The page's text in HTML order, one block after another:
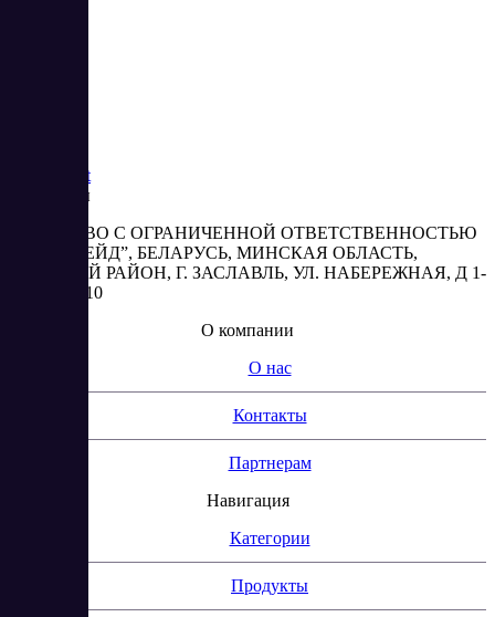
Market
Реквизиты
ОБЩЕСТВО С ОГРАНИЧЕННОЙ ОТВЕТСТВЕННОСТЬЮ
“АБЕСТРЕЙД”, БЕЛАРУСЬ, МИНСКАЯ ОБЛАСТЬ,
МИНСКИЙ РАЙОН, Г. ЗАСЛАВЛЬ, УЛ. НАБЕРЕЖНАЯ, Д 1-
2, КОМ. 310
О компании
О нас
Контакты
Партнерам
Навигация
Категории
Продукты